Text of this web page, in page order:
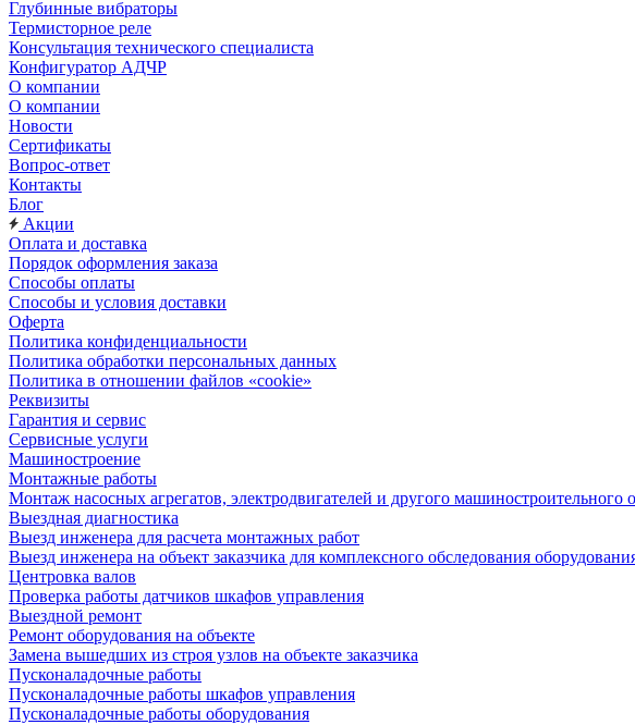
Глубинные вибраторы
Термисторное реле
Консультация технического специалиста
Конфигуратор АДЧР
О компании
О компании
Новости
Сертификаты
Вопрос-ответ
Контакты
Блог
Акции
Оплата и доставка
Порядок оформления заказа
Способы оплаты
Способы и условия доставки
Оферта
Политика конфиденциальности
Политика обработки персональных данных
Политика в отношении файлов «cookie»
Реквизиты
Гарантия и сервис
Сервисные услуги
Машиностроение
Монтажные работы
Монтаж насосных агрегатов, электродвигателей и другого машиностроительного
Выездная диагностика
Выезд инженера для расчета монтажных работ
Выезд инженера на объект заказчика для комплексного обследования
Центровка валов
Проверка работы датчиков шкафов управления
Выездной ремонт
Ремонт оборудования на объекте
Замена вышедших из строя узлов на объекте заказчика
Пусконаладочные работы
Пусконаладочные работы шкафов управления
Пусконаладочные работы оборудования